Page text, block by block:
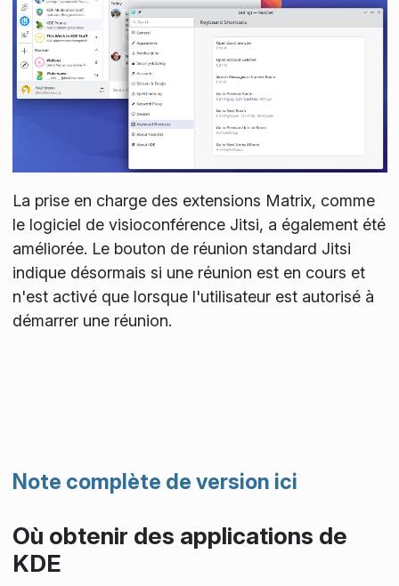
La prise en charge des extensions Matrix, comme
le logiciel de visioconférence Jitsi, a également été
améliorée. Le bouton de réunion standard Jitsi
indique désormais si une réunion est en cours et
n'est activé que lorsque l'utilisateur est autorisé à
démarrer une réunion.
Note complète de version ici
Où obtenir des applications de
KDE